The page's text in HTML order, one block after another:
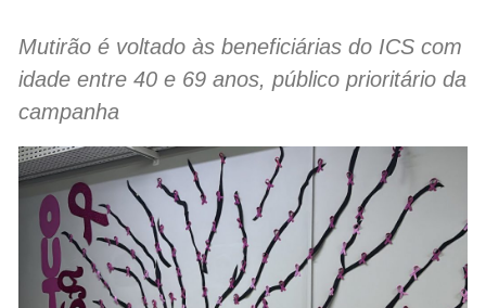
Mutirão é voltado às beneficiárias do ICS com
idade entre 40 e 69 anos, público prioritário da
campanha